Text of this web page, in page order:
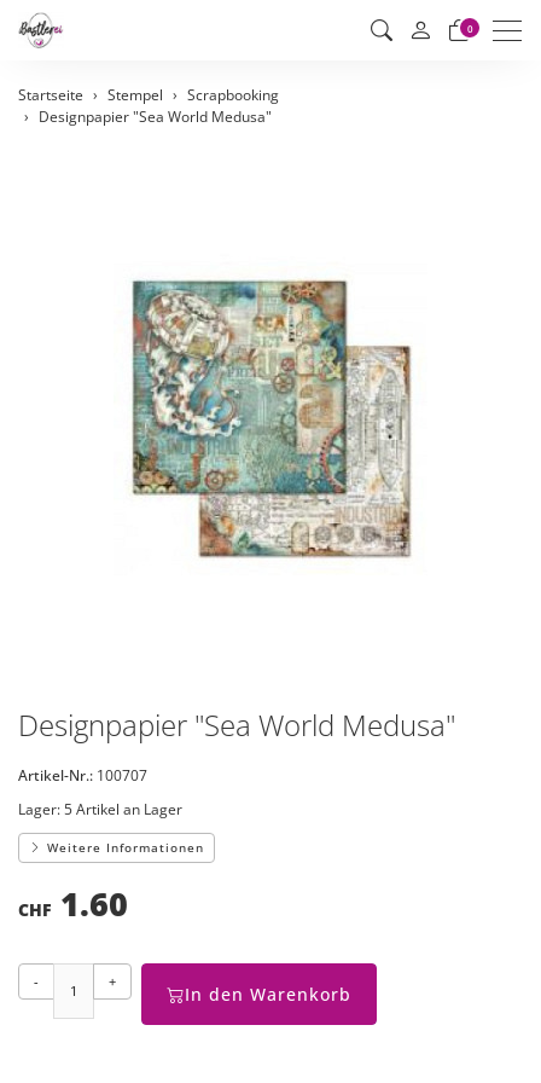
0
Startseite Stempel
Scrapbooking
Designpapier "Sea World Medusa"
Designpapier "Sea World Medusa"
Artikel-Nr.: 100707
Lager:5 Artikel an Lager
Weitere Informationen
CHF 1.60
- +
In den Warenkorb